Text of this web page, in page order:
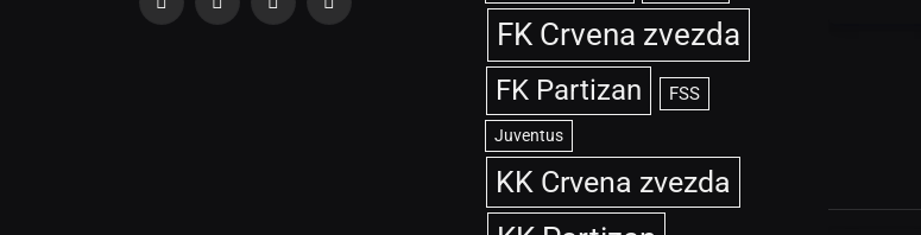
Facebook
X
InstagramTikTok
FK Crvena zvezda
FK Partizan FSS
Juventus
KK Crvena zvezda